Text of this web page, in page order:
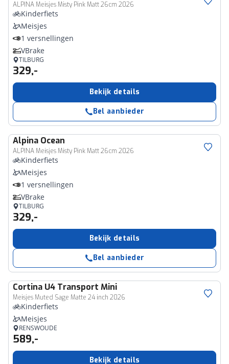
ALPINA Meisjes Misty Pink Matt 26cm 2026
Kinderfiets
Meisjes
1 versnellingen
VBrake
TILBURG
329,-
Bekijk details
Bel aanbieder
Alpina Ocean
ALPINA Meisjes Misty Pink Matt 26cm 2026
Kinderfiets
Meisjes
1 versnellingen
VBrake
TILBURG
329,-
Bekijk details
Bel aanbieder
Cortina U4 Transport Mini
Meisjes Muted Sage Matte 24 inch 2026
Kinderfiets
Meisjes
RENSWOUDE
589,-
Bekijk details